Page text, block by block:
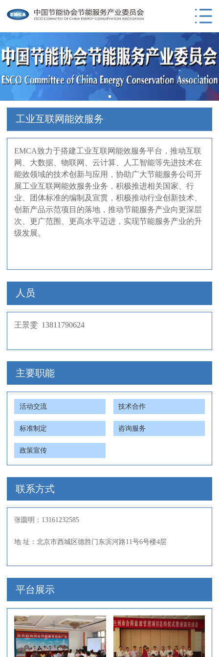
工业互联网能效服务
EMCA致力于搭建工业互联网能效服务平台，推动互联
网、大数据、物联网、云计算、人工智能等先进技术在
能效领域的技术创新与应用，协助广大节能服务公司开
展工业互联网能效服务业务，积极推进相关国家、行
业、团体标准的编制及宣贯，积极推动行业创新技术、
创新产品示范项目的落地，推动节能服务产业向更深层
次、更广范围、更高水平迈进，实现节能服务产业的升
级发展。
人员
王景雯 13811790624
主要职能
活动交流 技术合作
标准制定 咨询服务
政策宣传
联系方式
张圆明：13161232585
地 址：北京市西城区德胜门东滨河路11号6号楼4层
平台展示